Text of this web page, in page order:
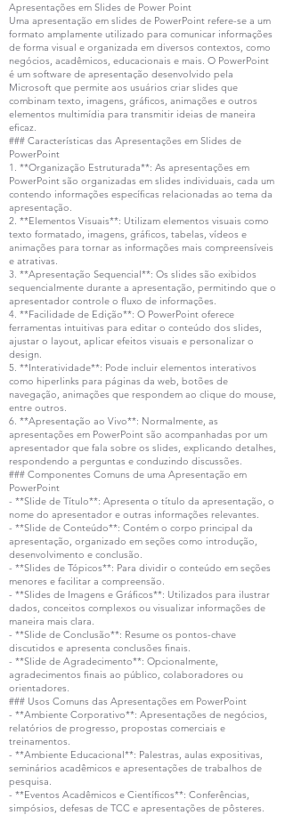
Apresentações em Slides de Power Point
Uma apresentação em slides de PowerPoint refere-se a um
formato amplamente utilizado para comunicar informações
de forma visual e organizada em diversos contextos, como
negócios, acadêmicos, educacionais e mais. O PowerPoint
é um software de apresentação desenvolvido pela
Microsoft que permite aos usuários criar slides que
combinam texto, imagens, gráficos, animações e outros
elementos multimídia para transmitir ideias de maneira
eficaz.
### Características das Apresentações em Slides de
PowerPoint
1. **Organização Estruturada**: As apresentações em
PowerPoint são organizadas em slides individuais, cada um
contendo informações específicas relacionadas ao tema da
apresentação.
2. **Elementos Visuais**: Utilizam elementos visuais como
texto formatado, imagens, gráficos, tabelas, vídeos e
animações para tornar as informações mais compreensíveis
e atrativas.
3. **Apresentação Sequencial**: Os slides são exibidos
sequencialmente durante a apresentação, permitindo que o
apresentador controle o fluxo de informações.
4. **Facilidade de Edição**: O PowerPoint oferece
ferramentas intuitivas para editar o conteúdo dos slides,
ajustar o layout, aplicar efeitos visuais e personalizar o
design.
5. **Interatividade**: Pode incluir elementos interativos
como hiperlinks para páginas da web, botões de
navegação, animações que respondem ao clique do mouse,
entre outros.
6. **Apresentação ao Vivo**: Normalmente, as
apresentações em PowerPoint são acompanhadas por um
apresentador que fala sobre os slides, explicando detalhes,
respondendo a perguntas e conduzindo discussões.
### Componentes Comuns de uma Apresentação em
PowerPoint
- **Slide de Título**: Apresenta o título da apresentação, o
nome do apresentador e outras informações relevantes.
- **Slide de Conteúdo**: Contém o corpo principal da
apresentação, organizado em seções como introdução,
desenvolvimento e conclusão.
- **Slides de Tópicos**: Para dividir o conteúdo em seções
menores e facilitar a compreensão.
- **Slides de Imagens e Gráficos**: Utilizados para ilustrar
dados, conceitos complexos ou visualizar informações de
maneira mais clara.
- **Slide de Conclusão**: Resume os pontos-chave
discutidos e apresenta conclusões finais.
- **Slide de Agradecimento**: Opcionalmente,
agradecimentos finais ao público, colaboradores ou
orientadores.
### Usos Comuns das Apresentações em PowerPoint
- **Ambiente Corporativo**: Apresentações de negócios,
relatórios de progresso, propostas comerciais e
treinamentos.
- **Ambiente Educacional**: Palestras, aulas expositivas,
seminários acadêmicos e apresentações de trabalhos de
pesquisa.
- **Eventos Acadêmicos e Científicos**: Conferências,
simpósios, defesas de TCC e apresentações de pôsteres.